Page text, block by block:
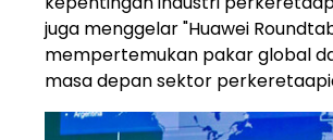
juga menggelar "Huawei
mempertemukan pakar global
masa depan sektor